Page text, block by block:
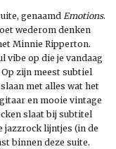
genaamd Emotions.
wederom denken
Minnie Ripperton.
vibe op die je vandaag
zijn meest subtiel
met alles wat het
en mooie vintage
slaat bij subtitel
lijntjes (in de
binnen deze suite.